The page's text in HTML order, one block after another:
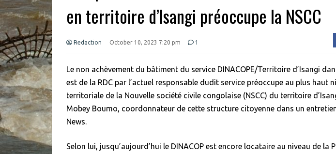
en territoire d’Isangi préoccupe la NSCC
Redaction October 10, 2023 7:20 pm 1
Le non achèvement du bâtiment du service DINACOPE/Territoire d’Isangi
est de la RDC par l’actuel responsable dudit service préoccupe au plus haut
territoriale de la Nouvelle société civile congolaise (NSCC) du territoire
Mobey Boumo, coordonnateur de cette structure citoyenne dans un
News.
Selon lui, jusqu’aujourd’hui le DINACOP est encore locataire au niveau de la